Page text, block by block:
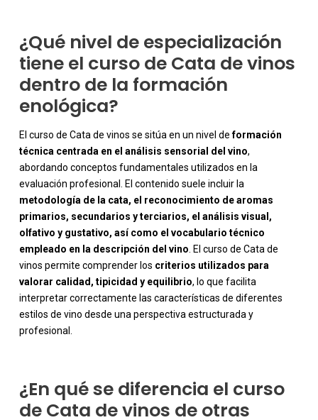
¿Qué nivel de especialización
tiene el curso de Cata de vinos
dentro de la formación
enológica?
El curso de Cata de vinos se sitúa en un nivel deformación
técnica centrada en el análisis sensorial del vino,
abordando conceptos fundamentales utilizados en la
evaluación profesional. El contenido suele incluir la
metodología de la cata, el reconocimiento de aromas
primarios, secundarios y terciarios, el análisis visual,
olfativo y gustativo, así como el vocabulario técnico
empleado en la descripción del vino. El curso de Cata de
vinos permite comprender los criterios utilizados para
valorar calidad, tipicidad y equilibrio, lo que facilita
interpretar correctamente las características de diferentes
estilos de vino desde una perspectiva estructurada y
profesional.
-
¿En qué se diferencia el curso
de Cata de vinos de otras